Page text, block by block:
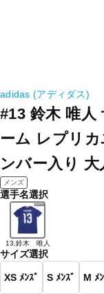
adidas (アディダス)
#13 鈴木 唯人
ーム レプリ
ンバー入り
メンズ
選手名選択
13.鈴木 唯人
サイズ選択
XS ﾒﾝｽﾞ S ﾒﾝｽﾞ M ﾒ